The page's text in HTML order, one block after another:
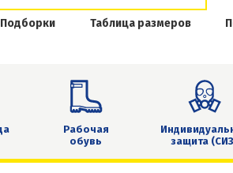
Подборки Таблица размеров
Рабочая
обувь
защита